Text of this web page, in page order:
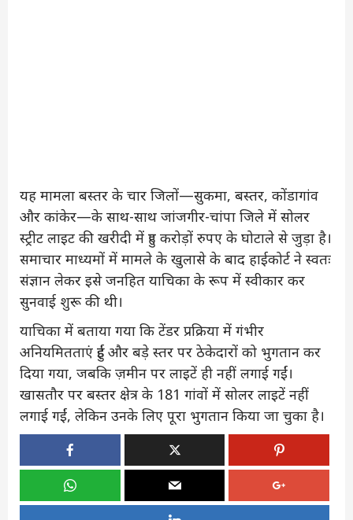
यह मामला बस्तर के चार जिलों—सुकमा, बस्तर, कोंडागांव
और कांकेर—के साथ-साथ जांजगीर-चांपा जिले में सोलर
स्ट्रीट लाइट की खरीदी में हुए करोड़ों रुपए के घोटाले से जुड़ा है।
समाचार माध्यमों में मामले के खुलासे के बाद हाईकोर्ट ने स्वतः
संज्ञान लेकर इसे जनहित याचिका के रूप में स्वीकार कर
सुनवाई शुरू की थी।
याचिका में बताया गया कि टेंडर प्रक्रिया में गंभीर
अनियमितताएं हुईं और बड़े स्तर पर ठेकेदारों को भुगतान कर
दिया गया, जबकि ज़मीन पर लाइटें ही नहीं लगाई गईं।
खासतौर पर बस्तर क्षेत्र के 181 गांवों में सोलर लाइटें नहीं
लगाई गईं, लेकिन उनके लिए पूरा भुगतान किया जा चुका है।